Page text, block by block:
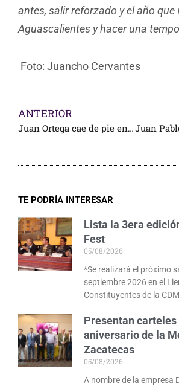
antes, salir reforzado y el año que
Aguascalientes y hacer una
Foto: Juancho Cervantes
ANTERIOR
Juan Ortega cae de pie en Ags.
TE PODRÍA INTERESAR
Lista la 3era
Fest
05/08/2026
*Se realizará el próximo
septiembre 2026 en el
Constituyentes de la
Presentan carteles
aniversario de la
Zacatecas
05/08/2026
A nombre de la empresa